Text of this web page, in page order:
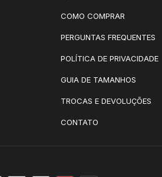
COMO COMPRAR
PERGUNTAS FREQUENTES
POLÍTICA DE PRIVACIDADE
GUIA DE TAMANHOS
TROCAS E DEVOLUÇÕES
CONTATO